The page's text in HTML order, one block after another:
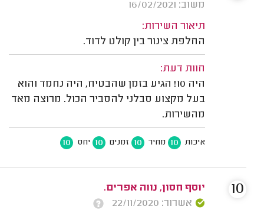
משוב: 16/02/2021
תיאור השירות:
החלפת צינור בין קולט לדוד.
חוות דעת:
היה 10! הגיע בזמן שהבטיח, היה נחמד והוא
בעל מקצוע סבלני להסביר הכול. מרוצה מאד
מהשירות.
איכות 10 מחיר 10 זמנים 10 יחס 10
יוסף חסון, נווה אפרים.
אשרור: 22/11/2020
10